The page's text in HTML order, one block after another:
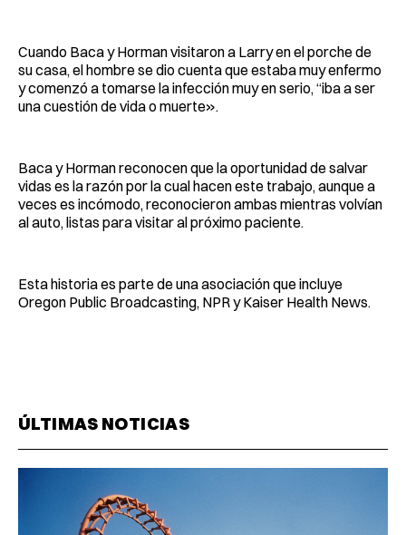
Cuando Baca y Horman visitaron a Larry en el porche de
su casa, el hombre se dio cuenta que estaba muy enfermo
y comenzó a tomarse la infección muy en serio, “iba a ser
una cuestión de vida o muerte».
Baca y Horman reconocen que la oportunidad de salvar
vidas es la razón por la cual hacen este trabajo, aunque a
veces es incómodo, reconocieron ambas mientras volvían
al auto, listas para visitar al próximo paciente.
Esta historia es parte de una asociación que incluye
Oregon Public Broadcasting, NPR y Kaiser Health News.
ÚLTIMAS NOTICIAS